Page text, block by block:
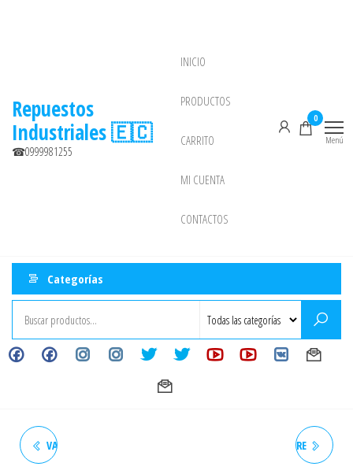
Repuestos
Industriales 🇪🇨
☎0999981255
INICIO
PRODUCTOS
CARRITO
MI CUENTA
CONTACTOS
0
Menú
Categorías
VALVULA DE ALIVIO GENEBRE VALVULA DE ALIVIO GENEBRE